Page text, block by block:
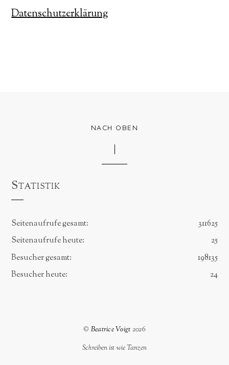
Datenschutzerklärung
NACH OBEN
Statistik
311625
Seitenaufrufe gesamt:
25
Seitenaufrufe heute:
198135
Besucher gesamt:
24
Besucher heute:
© Beatrice Voigt 2026
Schreiben ist wie Tanzen